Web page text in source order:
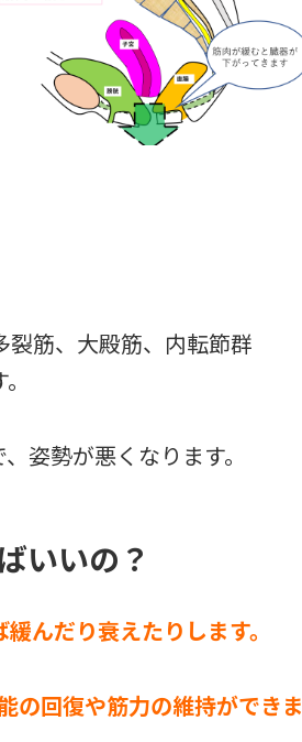
裂筋、大殿筋、内転節群
姿勢が悪くなります。
いいの？
んだり衰えたりします。
の回復や筋力の維持ができま